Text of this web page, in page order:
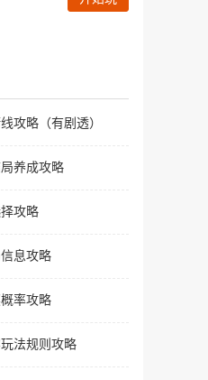
攻略（有剧透）
养成攻略
攻略
息攻略
率攻略
法规则攻略